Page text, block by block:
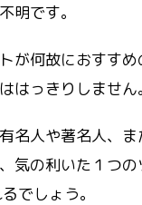
明です。
が何故におすす
はっきりしません。
名人や著名人、
気の利いた１つの
でしょう。